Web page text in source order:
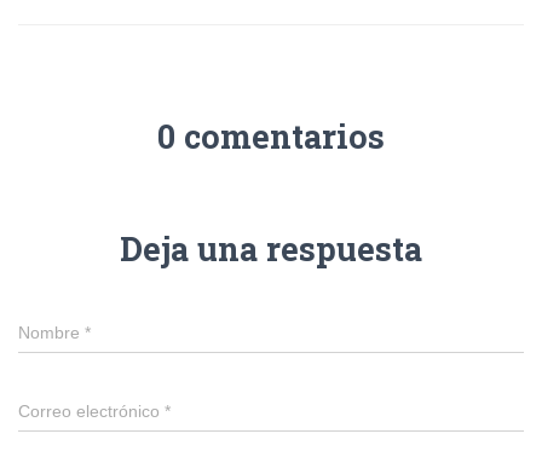
0 comentarios
Deja una respuesta
Nombre *
Correo electrónico *